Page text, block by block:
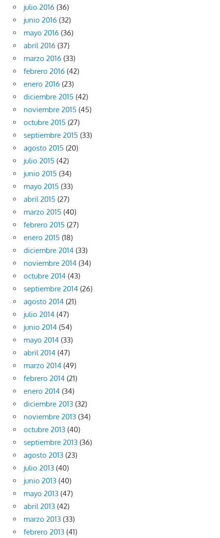
julio 2016 (36)
junio 2016 (32)
mayo 2016 (36)
abril 2016 (37)
marzo 2016 (33)
febrero 2016 (42)
enero 2016 (23)
diciembre 2015 (42)
noviembre 2015 (45)
octubre 2015 (27)
septiembre 2015 (33)
agosto 2015 (20)
julio 2015 (42)
junio 2015 (34)
mayo 2015 (33)
abril 2015 (27)
marzo 2015 (40)
febrero 2015 (27)
enero 2015 (18)
diciembre 2014 (33)
noviembre 2014 (34)
octubre 2014 (43)
septiembre 2014 (26)
agosto 2014 (21)
julio 2014 (47)
junio 2014 (54)
mayo 2014 (33)
abril 2014 (47)
marzo 2014 (49)
febrero 2014 (21)
enero 2014 (34)
diciembre 2013 (32)
noviembre 2013 (34)
octubre 2013 (40)
septiembre 2013 (36)
agosto 2013 (23)
julio 2013 (40)
junio 2013 (40)
mayo 2013 (47)
abril 2013 (42)
marzo 2013 (33)
febrero 2013 (41)